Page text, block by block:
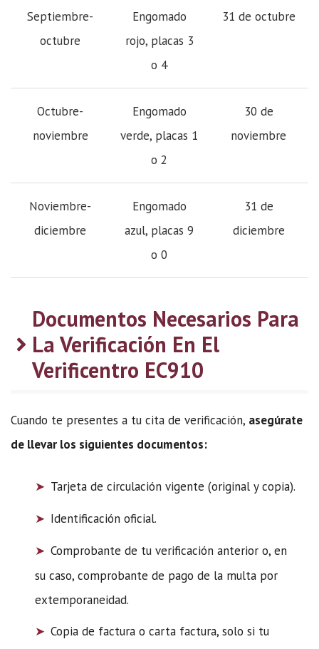
Septiembre-
octubre
Engomado
rojo, placas 3
o 4
31 de octubre
Octubre-
noviembre
Engomado
verde, placas 1
o 2
30 de
noviembre
Noviembre-
diciembre
Engomado
azul, placas 9
o 0
31 de
diciembre
Documentos Necesarios Para
La Verificación En El
Verificentro EC910
Cuando te presentes a tu cita de verificación, asegúrate
de llevar los siguientes documentos:
Tarjeta de circulación vigente (original y copia).
Identificación oficial.
Comprobante de tu verificación anterior o, en
su caso, comprobante de pago de la multa por
extemporaneidad.
Copia de factura o carta factura, solo si tu